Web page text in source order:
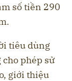
số tiền 290
tiêu dùng
phép sử
giới thiệu